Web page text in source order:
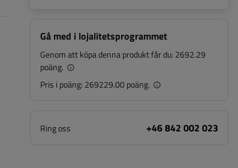
Gå med i lojalitetsprogrammet
Genom att köpa denna produkt får du: 2692.29
poäng.
Pris i poäng: 269229.00 poäng.
Ring oss +46 842 002 023